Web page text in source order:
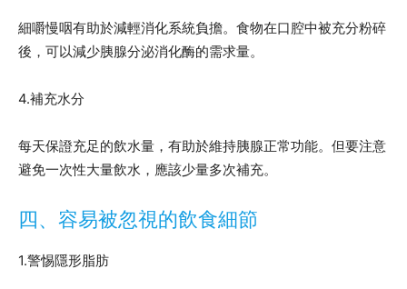
細嚼慢咽有助於減輕消化系統負擔。食物在口腔中被充分粉碎
後，可以減少胰腺分泌消化酶的需求量。
4.補充水分
每天保證充足的飲水量，有助於維持胰腺正常功能。但要注意
避免一次性大量飲水，應該少量多次補充。
四、容易被忽視的飲食細節
1.警惕隱形脂肪